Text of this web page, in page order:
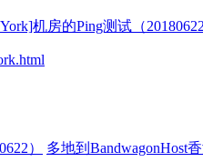
机房的Ping测试（20180622
）
多地到BandwagonHost